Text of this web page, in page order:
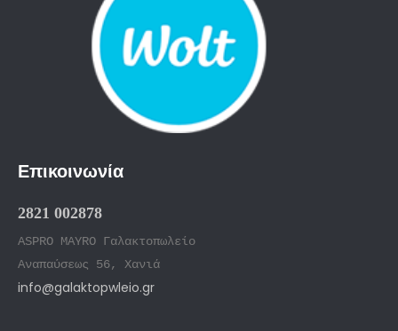
Επικοινωνία
2821 002878
ASPRO MAYRO Γαλακτοπωλείο
Αναπαύσεως 56, Χανιά
info@galaktopwleio.gr